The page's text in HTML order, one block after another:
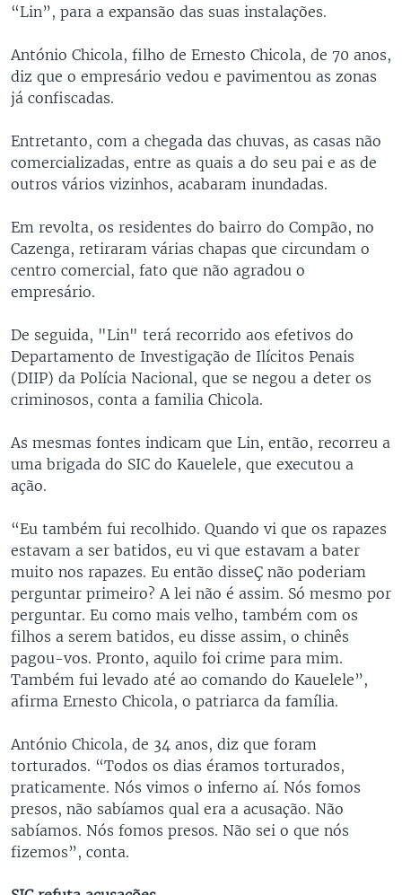
“Lin”, para a expansão das suas instalações.
António Chicola, filho de Ernesto Chicola, de 70 anos,
diz que o empresário vedou e pavimentou as zonas
já confiscadas.
Entretanto, com a chegada das chuvas, as casas não
comercializadas, entre as quais a do seu pai e as de
outros vários vizinhos, acabaram inundadas.
Em revolta, os residentes do bairro do Compão, no
Cazenga, retiraram várias chapas que circundam o
centro comercial, fato que não agradou o
empresário.
De seguida, "Lin" terá recorrido aos efetivos do
Departamento de Investigação de Ilícitos Penais
(DIIP) da Polícia Nacional, que se negou a deter os
criminosos, conta a familia Chicola.
As mesmas fontes indicam que Lin, então, recorreu a
uma brigada do SIC do Kauelele, que executou a
ação.
“Eu também fui recolhido. Quando vi que os rapazes
estavam a ser batidos, eu vi que estavam a bater
muito nos rapazes. Eu então disseÇ não poderiam
perguntar primeiro? A lei não é assim. Só mesmo por
perguntar. Eu como mais velho, também com os
filhos a serem batidos, eu disse assim, o chinês
pagou-vos. Pronto, aquilo foi crime para mim.
Também fui levado até ao comando do Kauelele”,
afirma Ernesto Chicola, o patriarca da família.
António Chicola, de 34 anos, diz que foram
torturados. “Todos os dias éramos torturados,
praticamente. Nós vimos o inferno aí. Nós fomos
presos, não sabíamos qual era a acusação. Não
sabíamos. Nós fomos presos. Não sei o que nós
fizemos”, conta.